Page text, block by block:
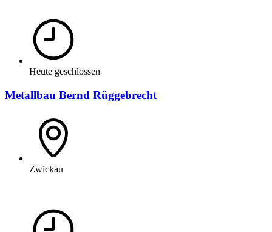
Heute geschlossen
Metallbau Bernd Rüggebrecht
Zwickau